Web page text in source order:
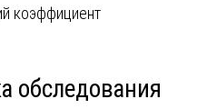
коэффициент
обследования